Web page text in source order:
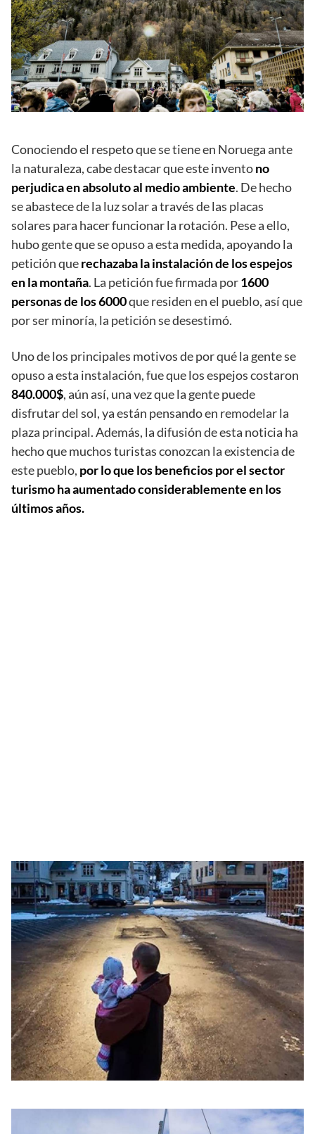
Conociendo el respeto que se tiene en Noruega ante
la naturaleza, cabe destacar que este inventono
perjudica en absoluto al medio ambiente. De hecho
se abastece de la luz solar a través de las placas
solares para hacer funcionar la rotación. Pese a ello,
hubo gente que se opuso a esta medida, apoyando la
petición querechazaba la instalación de los espejos
en la montaña. La petición fue firmada por1600
personas de los 6000que residen en el pueblo, así que
por ser minoría, la petición se desestimó.
Uno de los principales motivos de por qué la gente se
opuso a esta instalación, fue que los espejos costaron
840.000$, aún así, una vez que la gente puede
disfrutar del sol, ya están pensando en remodelar la
plaza principal. Además, la difusión de esta noticia ha
hecho que muchos turistas conozcan la existencia de
este pueblo, por lo que los beneficios por el sector
turismo ha aumentado considerablemente en los
últimos años.